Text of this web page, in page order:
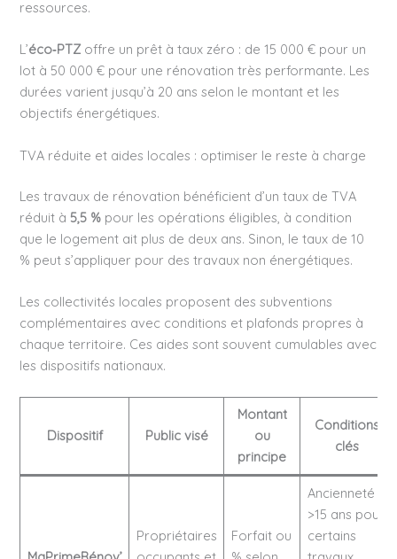
ressources.
L’éco‑PTZ offre un prêt à taux zéro : de 15 000 € pour un
lot à 50 000 € pour une rénovation très performante. Les
durées varient jusqu’à 20 ans selon le montant et les
objectifs énergétiques.
TVA réduite et aides locales : optimiser le reste à charge
Les travaux de rénovation bénéficient d’un taux de TVA
réduit à 5,5 % pour les opérations éligibles, à condition
que le logement ait plus de deux ans. Sinon, le taux de 10
% peut s’appliquer pour des travaux non énergétiques.
Les collectivités locales proposent des subventions
complémentaires avec conditions et plafonds propres à
chaque territoire. Ces aides sont souvent cumulables avec
les dispositifs nationaux.
Dispositif Public visé
Montant
ou
principe
Conditions
clés
Propriétaires
Forfait ou
Ancienneté
>15 ans pour
certains